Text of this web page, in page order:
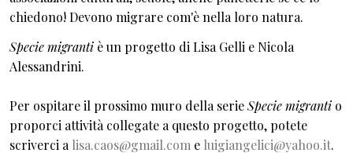
chiedono! Devono migrare com'è nella loro natura.
Specie migranti è un progetto di Lisa Gelli e Nicola
Alessandrini.
Per ospitare il prossimo muro della serieSpecie migranti o
proporci attività collegate a questo progetto, potete
scriverci a lisa.caos@gmail.com e luigiangelici@yahoo.it.